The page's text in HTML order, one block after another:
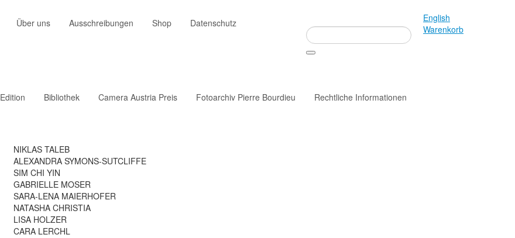
Über uns Ausschreibungen Shop
Datenschutz
English
Warenkorb
Edition Bibliothek Camera Austria Preis Fotoarchiv Pierre Bourdieu Rechtliche Informationen
NIKLAS TALEB
ALEXANDRA SYMONS-SUTCLIFFE
SIM CHI YIN
GABRIELLE MOSER
SARA-LENA MAIERHOFER
NATASHA CHRISTIA
LISA HOLZER
CARA LERCHL